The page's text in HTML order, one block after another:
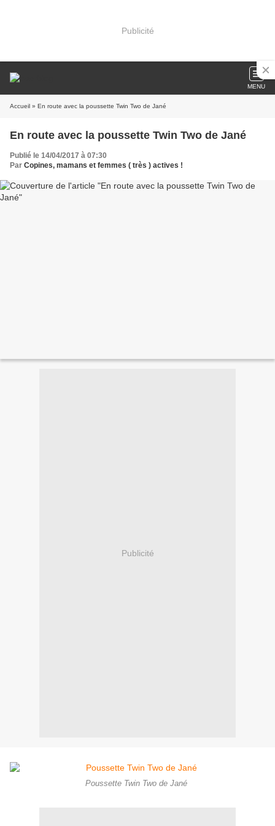
Publicité
MENU
Accueil » En route avec la poussette Twin Two de Jané
En route avec la poussette Twin Two de Jané
Publié le 14/04/2017 à 07:30
Par Copines, mamans et femmes ( très ) actives !
Publicité
Poussette Twin Two de Jané